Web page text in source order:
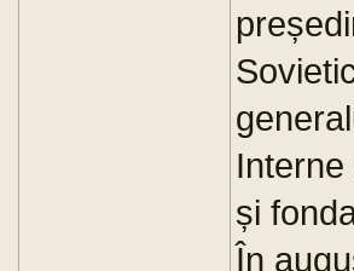
și
În